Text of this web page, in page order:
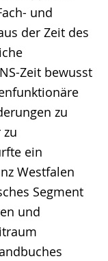
und
der Zeit des
Zeit bewusst
zu
ein
Westfalen
Segment
und